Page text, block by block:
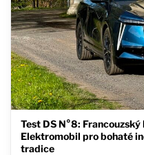
Test DS N°8:
Elektromobil pro bohaté
tradice